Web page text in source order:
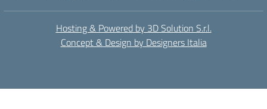
Hosting & Powered by 3D Solution S.r.l.
Concept & Design by Designers Italia